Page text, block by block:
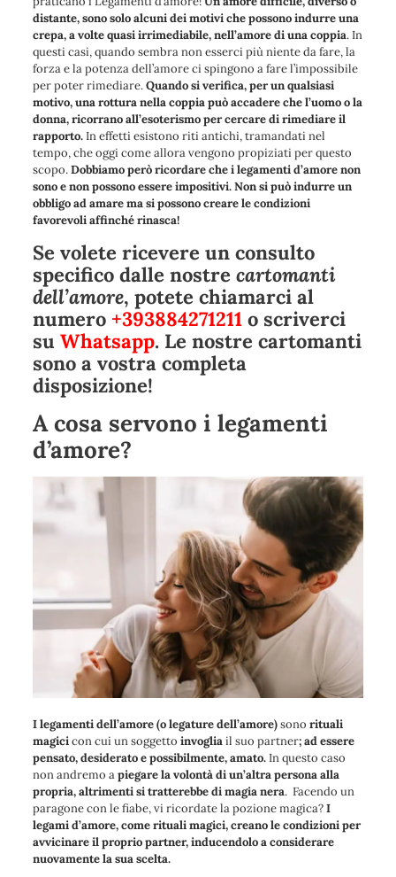
distante, sono solo alcuni dei motivi che possono indurre una
crepa, a volte quasi irrimediabile, nell’amore di una coppia. In
questi casi, quando sembra non esserci più niente da fare, la
forza e la potenza dell’amore ci spingono a fare l’impossibile
per poter rimediare.Quando si verifica, per un qualsiasi
motivo, una rottura nella coppia può accadere che l’uomo o la
donna, ricorrano all’esoterismo per cercare di rimediare il
rapporto.In effetti esistono riti antichi, tramandati nel
tempo, che oggi come allora vengono propiziati per questo
scopo.Dobbiamo però ricordare che i legamenti d’amore non
sono e non possono essere impositivi. Non si può indurre un
obbligo ad amare ma si possono creare le condizioni
favorevoli affinché rinasca!
Se volete ricevere un consulto
specifico dalle nostre cartomanti
dell’amore, potete chiamarci al
numero +393884271211 o scriverci
su Whatsapp. Le nostre cartomanti
sono a vostra completa
disposizione!
A cosa servono i legamenti
d’amore?
I legamenti dell’amore (o legature dell’amore)sono rituali
magicicon cui un soggetto invogliail suo partner; ad essere
pensato, desiderato e possibilmente, amato.In questo caso
non andremo apiegare la volontà di un’altra persona alla
propria, altrimenti si tratterebbe di magia nera. Facendo un
paragone con le fiabe, vi ricordate la pozione magica?I
legami d’amore, come rituali magici, creano le condizioni per
avvicinare il proprio partner, inducendolo a considerare
nuovamente la sua scelta.